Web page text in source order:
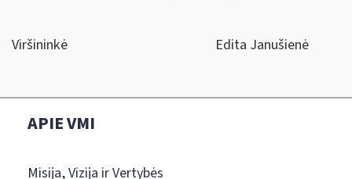
Viršininkė Edita Janušienė
APIE VMI
Misija, Vizija ir Vertybės